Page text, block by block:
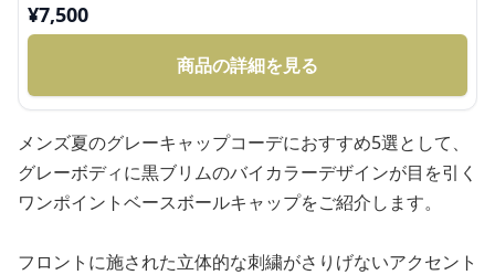
¥7,500
商品の詳細を見る
メンズ夏のグレーキャップコーデにおすすめ5選として、
グレーボディに黒ブリムのバイカラーデザインが目を引く
ワンポイントベースボールキャップをご紹介します。
フロントに施された立体的な刺繍がさりげないアクセント